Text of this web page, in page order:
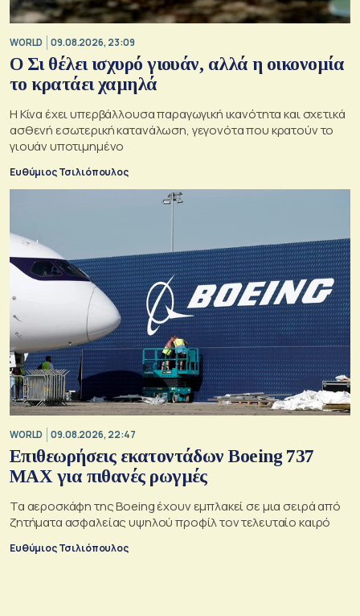
WORLD 09.08.2026, 23:09
Ο Σι θέλει ισχυρό γιουάν, αλλά η οικονομία
το κρατάει χαμηλά
Η Κίνα έχει υπερβάλλουσα παραγωγική ικανότητα και σχετικά
ασθενή εσωτερική κατανάλωση, γεγονότα που κρατούν το
γιουάν υποτιμημένο
Ευθύμιος Τσιλιόπουλος
WORLD 09.08.2026, 22:47
Επιθεωρήσεις εκατοντάδων Boeing 737
MAX για πιθανές ρωγμές
Τα αεροσκάφη της Boeing έχουν εμπλακεί σε μια σειρά από
ζητήματα ασφαλείας υψηλού προφίλ τον τελευταίο καιρό
Ευθύμιος Τσιλιόπουλος